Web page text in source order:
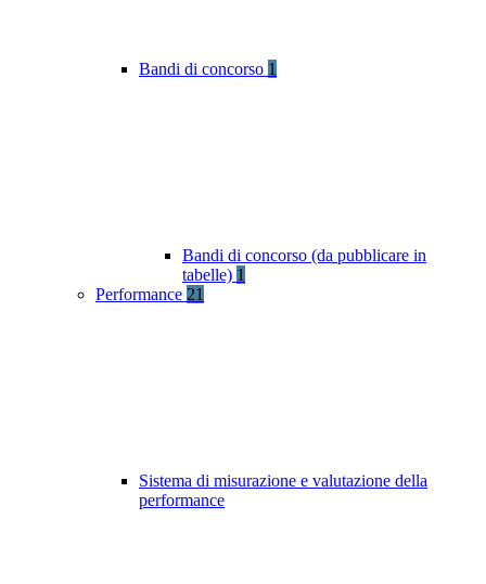
Bandi di concorso 1
Bandi di concorso (da pubblicare in
tabelle) 1
Performance 21
Sistema di misurazione e valutazione della
performance